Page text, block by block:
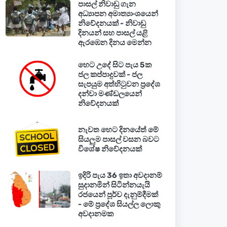
පාසල් නිවාඩු ගැන
අධ්‍යාපන අමාත්‍යාංශයෙන්
නිවේදනයක් - නිවාඩු
දිනයන් සහ පාසල් යළි
ඇරඹෙන දිනය මෙන්න
හෙට උදේ සිට පැය 5ක
ජල කප්පාදුවක් - ජල
සැපයුම අත්හිටුවන ප්‍රදේශ
දන්වා මණ්ඩලයෙන්
නිවේදනයක්
නැවත හෙට දිනයේත් මේ
සියලුම පාසල් වසන බවට
විශේෂ නිවේදනයක්
ඉදිරි පැය 36 ඉතා අවදානම්
සුදානමින් සිටින්නයැයි
රජයෙන් පූර්ව දැනුම්දීමක්
- මේ ප්‍රදේශ සියල්ල ලොකු
අවදානමක